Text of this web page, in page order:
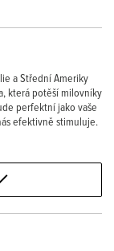
a Střední Ameriky
která potěší milovníky
perfektní jako vaše
efektivně stimuluje.